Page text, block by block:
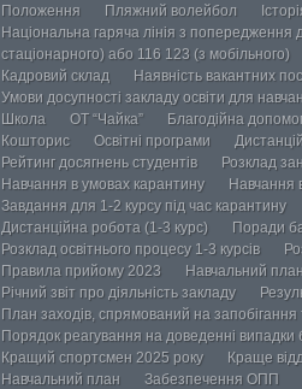
Положення
Пляжний волейбол
Національна гаряча лінія з попередження
стаціонарного) або 116 123 (з мобільного)
Кадровий склад
Наявність вакантних
Умови досупності закладу освіти для
Школа
ОТ “Чайка” Благодійна
Кошторис
Освітні програми
Рейтинг досягнень студентів
Розклад
Навчання в умовах карантину
Навчання
Завдання для 1-2 курсу під час карантину
Дистанційна робота (1-3 курс)
Поради
Розклад освітнього процесу 1-3 курсів
Правила прийому 2023
Навчальний
Річний звіт про діяльність закладу
План заходів, спрямований на запобігання
Порядок реагування на доведенні випадки
Кращий спортсмен 2025 року
Краще
Навчальний план
Забезпечення ОПП